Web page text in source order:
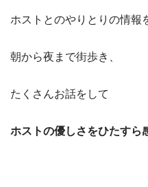
ホストとのやりとりの情報
朝から夜まで街歩き、
たくさんお話をして
ホストの優しさをひたすら